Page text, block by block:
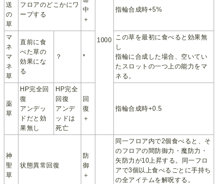
1000
送
の
草
フロアのどこかにワ
ープする
中
＋
指輪合成時+5%
マ
ネ
マ
ネ
草
直前に食
べた草の
効果にな
る
？ *
この草を最初に食べると効果無
し
指輪に合成した場合、空いてい
たスロットの一つ上の能力をマ
ネる。
薬
草
HP完全回
復
アンデッ
ドだと効
果無し
HP完全
回復
アンデ
ッドは
死亡
回
復
＋
指輪合成時+0.5
神
聖
草
状態異常回復
防
御
＋
同一フロア内で2個食べると、そ
のフロアの間防御力・魔防力・
矢防力が10上昇する。同一フロ
アで3個以上食べるごとに手持ち
の全アイテムを解呪する。